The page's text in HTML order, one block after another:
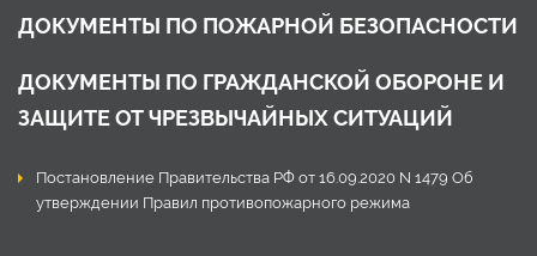
ДОКУМЕНТЫ ПО ПОЖАРНОЙ БЕЗОПАСНОСТИ
ДОКУМЕНТЫ ПО ГРАЖДАНСКОЙ ОБОРОНЕ И
ЗАЩИТЕ ОТ ЧРЕЗВЫЧАЙНЫХ СИТУАЦИЙ
Постановление Правительства РФ от 16.09.2020 N 1479 Об
утверждении Правил противопожарного режима